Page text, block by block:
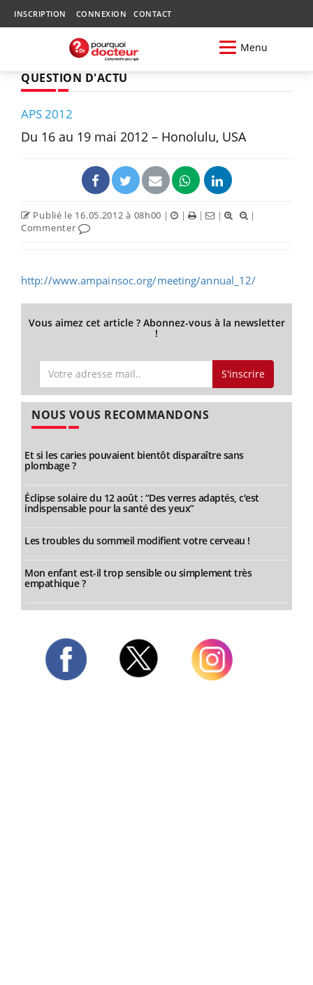
INSCRIPTION CONNEXION CONTACT
Menu
QUESTION D'ACTU
APS 2012
Du 16 au 19 mai 2012 – Honolulu, USA
Publié le 16.05.2012 à 08h00 | | | |
|
Commenter
http://www.ampainsoc.org/meeting/annual_12/
Vous aimez cet article ? Abonnez-vous à la newsletter
!
S'inscrire
NOUS VOUS RECOMMANDONS
Et si les caries pouvaient bientôt disparaître sans
plombage ?
Éclipse solaire du 12 août : “Des verres adaptés, c'est
indispensable pour la santé des yeux”
Les troubles du sommeil modifient votre cerveau !
Mon enfant est-il trop sensible ou simplement très
empathique ?